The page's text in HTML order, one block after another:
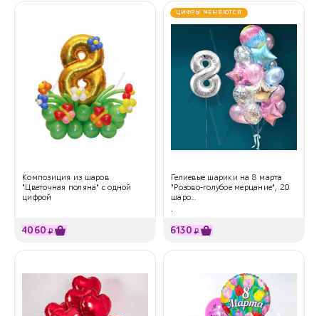
Композиция из шаров
"Цветочная поляна" с одной
цифрой
4060 ₽
ЦИФРЫ МЕНЯЮТСЯ
Гелиевые шарики на 8 марта
"Розово-голубое мерцание", 20
шаро...
.
6130 ₽